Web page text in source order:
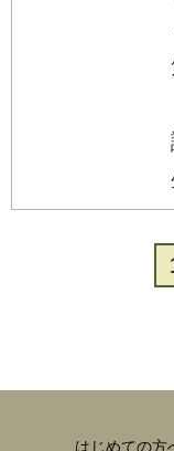
はじめての方